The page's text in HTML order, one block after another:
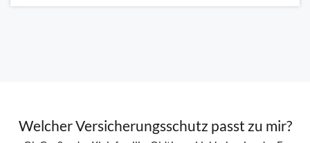
Welcher Versicherungsschutz passt zu mir?